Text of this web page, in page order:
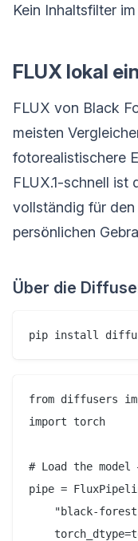
Kein Inhaltsfilter
FLUX lokal
FLUX von Black
meisten
fotorealistischere
FLUX.1-schnell ist
vollständig für
persönlichen
Über die
from diffusers
import torch
# Load the
pipe =
"black-